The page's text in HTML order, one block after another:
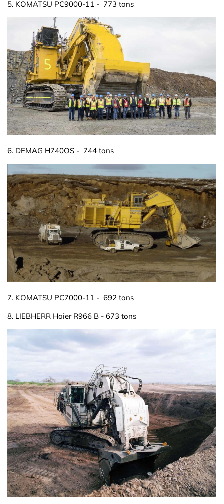
5. KOMATSU PC9000-11 - 773 tons
6. DEMAG H740OS - 744 tons
7. KOMATSU PC7000-11 - 692 tons
8. LIEBHERR Haier R966 B - 673 tons